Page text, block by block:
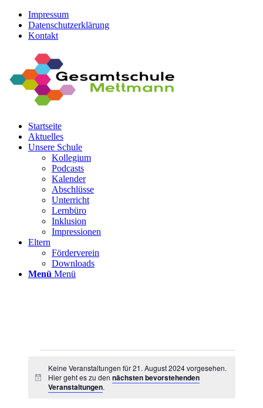
Impressum
Datenschutzerklärung
Kontakt
Startseite
Aktuelles
Unsere Schule
Kollegium
Podcasts
Kalender
Abschlüsse
Unterricht
Lernbüro
Inklusion
Impressionen
Eltern
Förderverein
Downloads
Menü Menü
für
Hinweis
Keine Veranstaltungen für 21. August 2024 vorgesehen.
Hier geht es zu den nächsten bevorstehenden
Veranstaltungen.